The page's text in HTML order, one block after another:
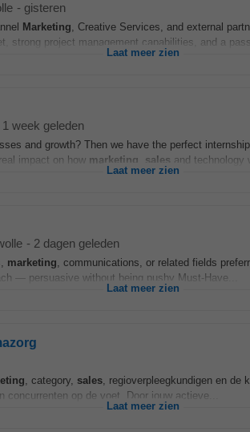
- gisteren
Marketing, Creative Services, and external
strong project management capabilities, and a
Laat meer zien
1 week geleden
and growth? Then we have the perfect
impact on how marketing sales and technology
Laat meer zien
- 2 dagen geleden
marketing, communications, or related fields
— persuasive without being pushy Must-Have...
Laat meer zien
, category, sales, regioverpleegkundigen en de
op de voet. Door jouw actieve...
Laat meer zien